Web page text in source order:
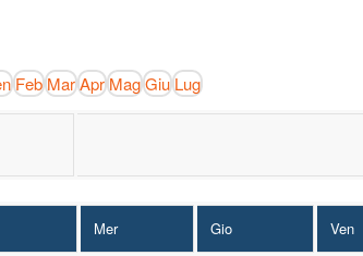
FebMarAprMagGiuLug
Mer Gio Ven